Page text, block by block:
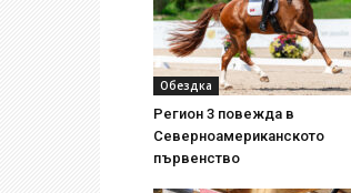
Обездка
Регион 3 повежда в
Северноамериканското
първенство